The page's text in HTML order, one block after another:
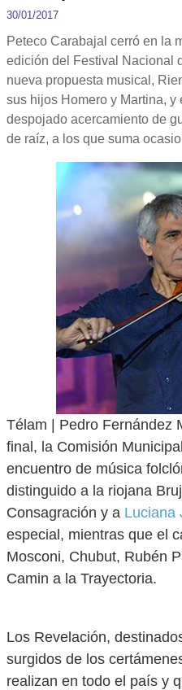
30/01/2017
Peteco Carabajal cerró en la
edición del Festival Nacional
nueva propuesta musical,
sus hijos Homero y Martina, y
despojado acercamiento de
de raíz, a los que suma
Télam | Pedro Fernández
final, la Comisión
encuentro de música
distinguido a la riojana
Consagración y a Luciana
especial, mientras que el
Mosconi, Chubut, Rubén
Camin a la Trayectoria.
Los Revelación,
surgidos de los
realizan en todo el país y